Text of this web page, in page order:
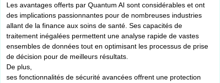
Les avantages offerts par Quantum AI sont considérables et ont
des implications passionnantes pour de nombreuses industries
allant de la finance aux soins de santé. Ses capacités de
traitement inégalées permettent une analyse rapide de vastes
ensembles de données tout en optimisant les processus de prise
de décision pour de meilleurs résultats.
De plus,
ses fonctionnalités de sécurité avancées offrent une protection